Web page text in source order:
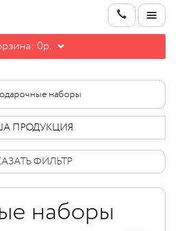
0р.
наборы
ПРОДУКЦИЯ
ФИЛЬТР
наборы